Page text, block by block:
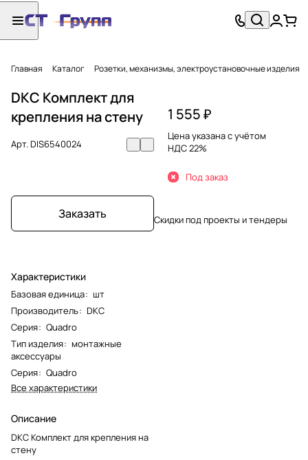
Главная Каталог Розетки, механизмы, электроустановочные изделия
DKC Комплект для
крепления на стену
Арт.DIS6540024
Заказать
Характеристики
Базовая единица: шт
Производитель: DKC
Серия: Quadro
Тип изделия: монтажные
аксессуары
Серия: Quadro
Все характеристики
Описание
DKC Комплект для крепления на
стену
1 555 ₽
Цена указана с учётом
НДС 22%
Под заказ
Скидки под проекты и тендеры